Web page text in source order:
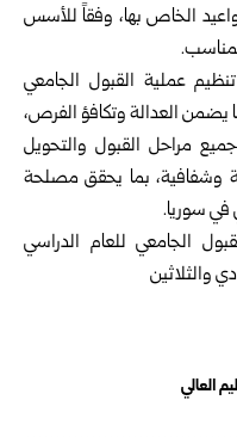
الخاص بها، وفقاً للأسس
عملية القبول الجامعي
يضمن العدالة وتكافؤ الفرص،
مراحل القبول والتحويل
وشفافية، بما يحقق مصلحة
في سوريا.
الجامعي للعام الدراسي
العالي